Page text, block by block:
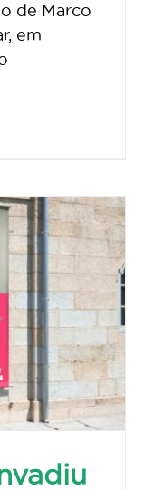
de Marco
em